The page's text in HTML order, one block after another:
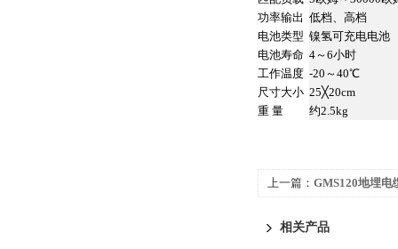
功率输出 低档、高档
电池类型 镍氢可充电电池
电池寿命 4～6小时
工作温度 -20～40℃
尺寸大小 25╳20cm
重 量
约2.5kg
上一篇： GMS120地埋电
相关产品